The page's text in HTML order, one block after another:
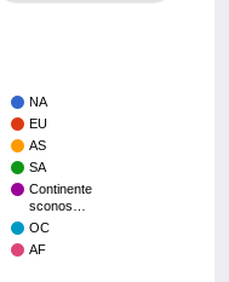
NA
EU
AS
SA
Continente
sconos…
OC
AF